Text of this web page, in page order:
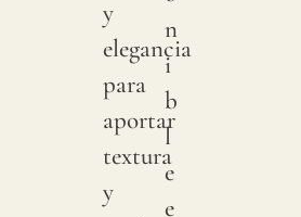
y
elegancia
para
aportar
textura
y
n
i
b
l
e
e